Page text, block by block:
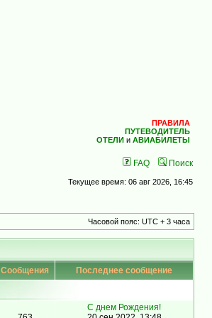
ПРАВИЛА
ПУТЕВОДИТЕЛЬ
ОТЕЛИ и АВИАБИЛЕТЫ
FAQ Поиск
Текущее время: 06 авг 2026, 16:45
Часовой пояс: UTC + 3 часа
Сообщения Последнее сообщение
С днем Рождения!